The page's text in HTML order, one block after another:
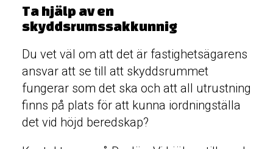
Ta hjälp av en
skyddsrumssakkunnig
Du vet väl om att det är fastighetsägarens
ansvar att se till att skyddsrummet
fungerar som det ska och att all utrustning
finns på plats för att kunna iordningställa
det vid höjd beredskap?